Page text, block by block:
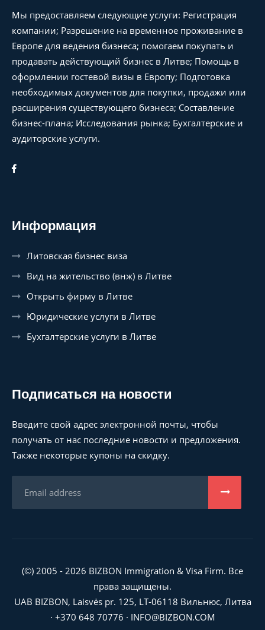
Мы предоставляем следующие услуги: Регистрация
компании; Разрешение на временное проживание в
Европе для ведения бизнеса; помогаем покупать и
продавать действующий бизнес в Литве; Помощь в
оформлении гостевой визы в Европу; Подготовка
необходимых документов для покупки, продажи или
расширения существующего бизнеса; Составление
бизнес-плана; Исследования рынка; Бухгалтерские и
аудиторские услуги.
Информация
Литовская бизнес виза
Вид на жительство (внж) в Литве
Открыть фирму в Литве
Юридические услуги в Литве
Бухгалтерские услуги в Литве
Подписаться на новости
Введите свой адрес электронной почты, чтобы
получать от нас последние новости и предложения.
Также некоторые купоны на скидку.
(©) 2005 - 2026 BIZBON Immigration & Visa Firm. Все
права защищены.
UAB BIZBON, Laisvės pr. 125, LT-06118 Вильнюс, Литва
· +370 648 70776 · INFO@BIZBON.COM